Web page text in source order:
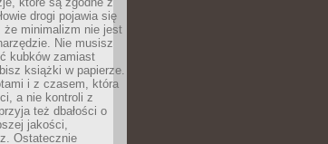
drogi pojawia się
minimalizm nie jest
Nie musisz
kubków zamiast
książki w papierze.
i z czasem, która
a nie kontroli z
też dbałości o
jakości,
Ostatecznie